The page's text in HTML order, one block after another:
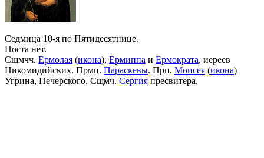
Седмица 10-я по Пятидесятнице.
Поста нет.
Сщмчч. Ермолая (икона), Ермиппа и Ермократа, иереев
Никомидийских. Прмц. Параскевы. Прп. Моисея (икона)
Угрина, Печерского. Сщмч. Сергия пресвитера.